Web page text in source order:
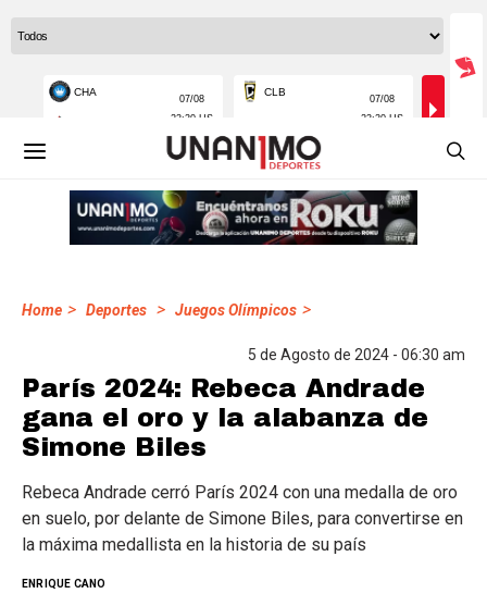
Home > Deportes > Juegos Olímpicos >
5 de Agosto de 2024 - 06:30 am
París 2024: Rebeca Andrade
gana el oro y la alabanza de
Simone Biles
Rebeca Andrade cerró París 2024 con una medalla de oro
en suelo, por delante de Simone Biles, para convertirse en
la máxima medallista en la historia de su país
ENRIQUE CANO